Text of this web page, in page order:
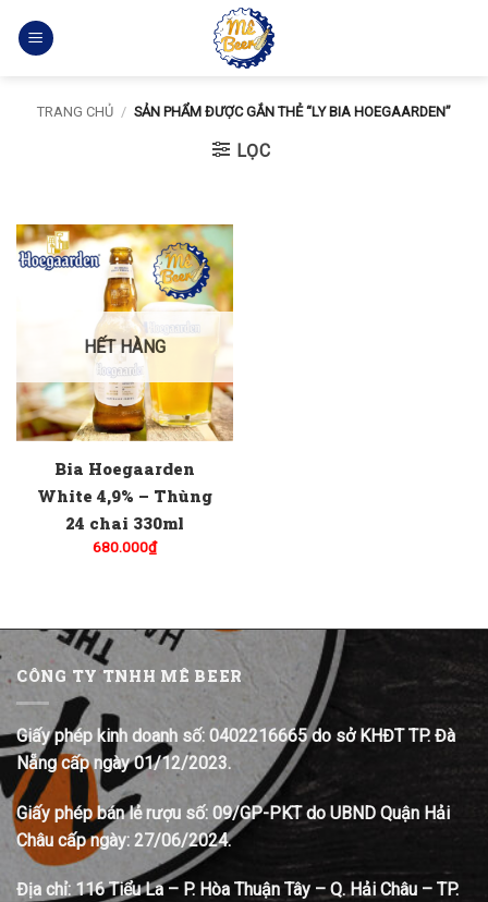
qua
TRANG CHỦ / SẢN PHẨM ĐƯỢC GẮN THẺ “LY BIA HOEGAARDEN”
LỌC
HẾT HÀNG
Bia Hoegaarden
White 4,9% – Thùng
24 chai 330ml
680.000₫
CÔNG TY TNHH MÊ BEER
Giấy phép kinh doanh số: 0402216665 do sở KHĐT TP. Đà
Nẵng cấp ngày 01/12/2023.
Giấy phép bán lẻ rượu số: 09/GP-PKT do UBND Quận Hải
Châu cấp ngày: 27/06/2024.
Địa chỉ: 116 Tiểu La – P. Hòa Thuận Tây – Q. Hải Châu – TP.